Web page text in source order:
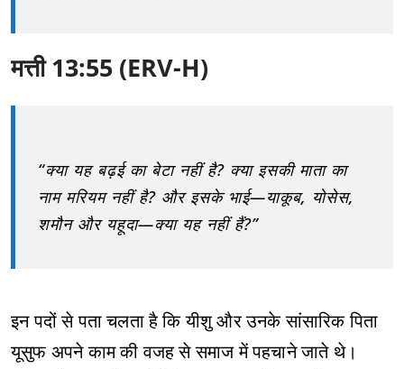
मत्ती 13:55 (ERV-H)
“क्या यह बढ़ई का बेटा नहीं है? क्या इसकी माता का
नाम मरियम नहीं है? और इसके भाई—याकूब, योसेस,
शमौन और यहूदा—क्या यह नहीं हैं?”
इन पदों से पता चलता है कि यीशु और उनके सांसारिक पिता
यूसुफ अपने काम की वजह से समाज में पहचाने जाते थे।